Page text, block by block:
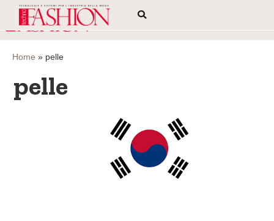
Home » pelle
pelle